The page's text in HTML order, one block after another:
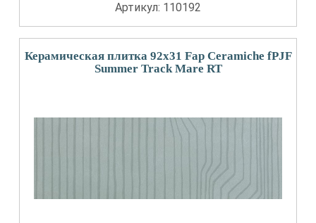
Артикул: 110192
Керамическая плитка 92x31 Fap Ceramiche fPJF
Summer Track Mare RT